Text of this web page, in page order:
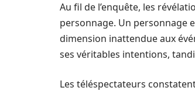
Au fil de l’enquête, les
personnage. Un
dimension inattendue aux
ses véritables intentions,
Les téléspectateurs